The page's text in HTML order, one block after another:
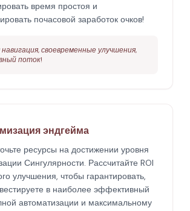
время простоя и
почасовой заработок очков!
своевременные улучшения,
поток!
эндгейма
ресурсы на достижении уровня
Сингулярности. Рассчитайте ROI
улучшения, чтобы гарантировать,
в наиболее эффективный
автоматизации и максимальному